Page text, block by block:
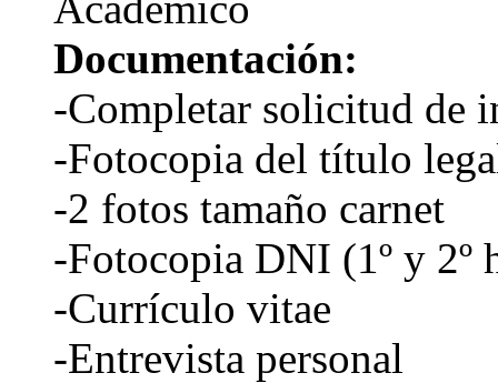
Documentación:
-Completar solicitud de
-Fotocopia del título
-2 fotos tamaño carnet
-Fotocopia DNI (1º y 2º
-Currículo vitae
-Entrevista personal